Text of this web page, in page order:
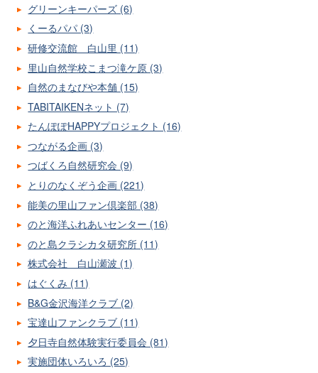
グリーンキーパーズ (6)
くーるパパ (3)
研修交流館 白山里 (11)
里山自然学校こまつ滝ケ原 (3)
自然のまなびや本舗 (15)
TABITAIKENネット (7)
たんぽぽHAPPYプロジェクト (16)
つながる企画 (3)
つばくろ自然研究会 (9)
とりのなくぞう企画 (221)
能美の里山ファン倶楽部 (38)
のと海洋ふれあいセンター (16)
のと島クラシカタ研究所 (11)
株式会社 白山瀬波 (1)
はぐくみ (11)
B&G金沢海洋クラブ (2)
宝達山ファンクラブ (11)
夕日寺自然体験実行委員会 (81)
実施団体いろいろ (25)